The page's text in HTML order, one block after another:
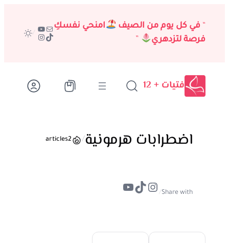
المحتوى
“في كل يوم من الصيف
امنحي نفسكِ
فرصة لتزدهري
”
بريديوتيوب
تيك توكإنستجرام
/
فتيات + 12
اضطرابات هرمونية/
2
articles
Share with
/
إنستجرام
تيك توكيوتيوب